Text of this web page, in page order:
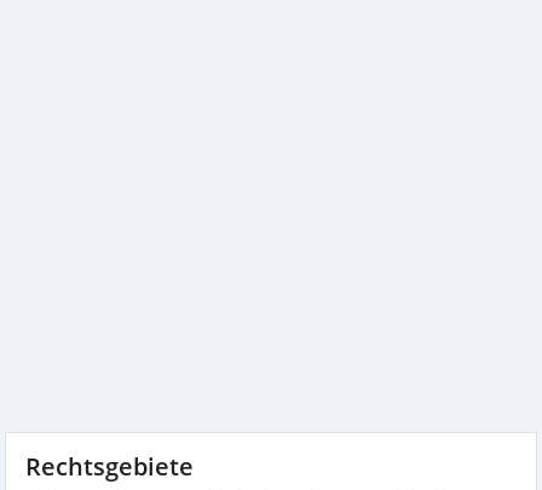
Rechtsgebiete